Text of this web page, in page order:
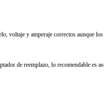
voltaje y amperaje correctos aunque
de reemplazo, lo recomendable es